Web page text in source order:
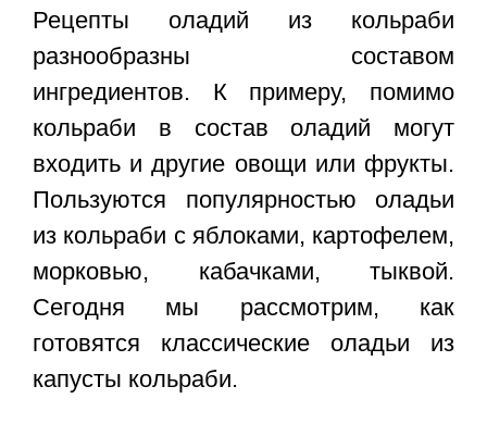
Рецепты оладий из кольраби
разнообразны составом
ингредиентов. К примеру, помимо
кольраби в состав оладий могут
входить и другие овощи или фрукты.
Пользуются популярностью оладьи
из кольраби с яблоками, картофелем,
морковью, кабачками, тыквой.
Сегодня мы рассмотрим, как
готовятся классические оладьи из
капусты кольраби.